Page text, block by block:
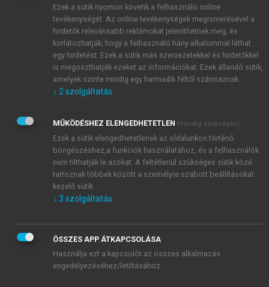
JELSZÓ ÚJRA
Kérek értesítést a MeRSZ újdonságairól, akcióiról.
Kérek értesítést az Akadémiai Kiadó Zrt. újdonságairól,
Adatkezelési tájékoztatóbanfoglaltakat tudomásul
veszem és elfogadom.
Általános vásárlási feltételeket, valamint a szotar.netés a
mersz.huoldalak licencszerződéseiben foglaltakat
tudomásul veszem és elfogadom.
KIPRÓBÁLOM
Ezek a sütik nyomon követik a felhasználó online
tevékenységét. Az online tevékenységek megismerésével a
hirdetők relevánsabb reklámokat jeleníthetnek meg, és
korlátozhatják, hogy a felhasználó hány alkalommal láthat
egy hirdetést. Ezek a sütik más szervezetekkel és hirdetőkkel
is megoszthatják ezeket az információkat. Ezek állandó sütik,
amelyek szinte mindig egy harmadik féltől származnak.
↓ 2 szolgáltatás
MŰKÖDÉSHEZ ELENGEDHETETLEN (mindig szükséges)
Ezek a sütik elengedhetetlenek az oldalunkon történő
böngészéshez,a funkciók használatához, és a felhasználók
nem tilthatják le azokat. A feltétlenül szükséges sütik közé
tartoznak többek között a személyre szabott beállításokat
kezelő sütik.
↓ 3 szolgáltatás
ÖSSZES APP ÁTKAPCSOLÁSA
Használja ezt a kapcsolót az összes alkalmazás
engedélyezéséhez/letiltásához.